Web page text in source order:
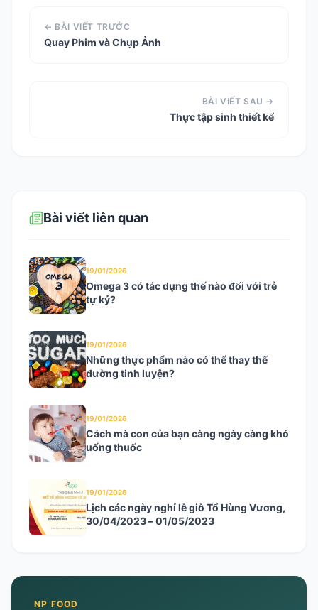
← BÀI VIẾT TRƯỚC
Quay Phim và Chụp Ảnh
BÀI VIẾT SAU →
Thực tập sinh thiết kế
Bài viết liên quan
19/01/2026
Omega 3 có tác dụng thế nào đối với trẻ
tự kỷ?
19/01/2026
Những thực phẩm nào có thể thay thế
đường tinh luyện?
19/01/2026
Cách mà con của bạn càng ngày càng khó
uống thuốc
19/01/2026
Lịch các ngày nghỉ lễ giỗ Tổ Hùng Vương,
30/04/2023 – 01/05/2023
NP FOOD